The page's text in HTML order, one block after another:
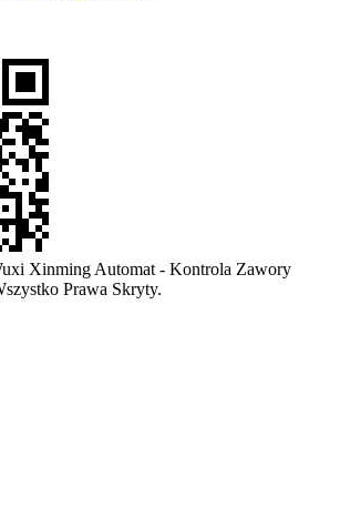
Xinming Automat - Kontrola Zawory
Prawa Skryty.